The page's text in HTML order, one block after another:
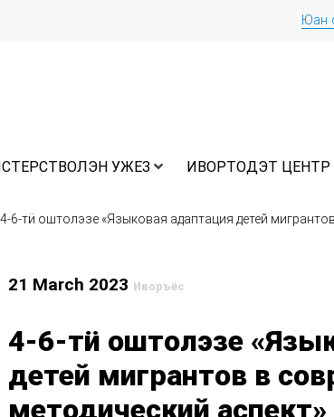
Юан
УЖЕЗ ИВОРТОДЭТ ЦЕНТР
4-6-тӥ оштолэзе «Языковая адаптация детей
21 March 2023 Иворъёс
4-6-тӥ оштолэзе
детей мигрантов в
методический